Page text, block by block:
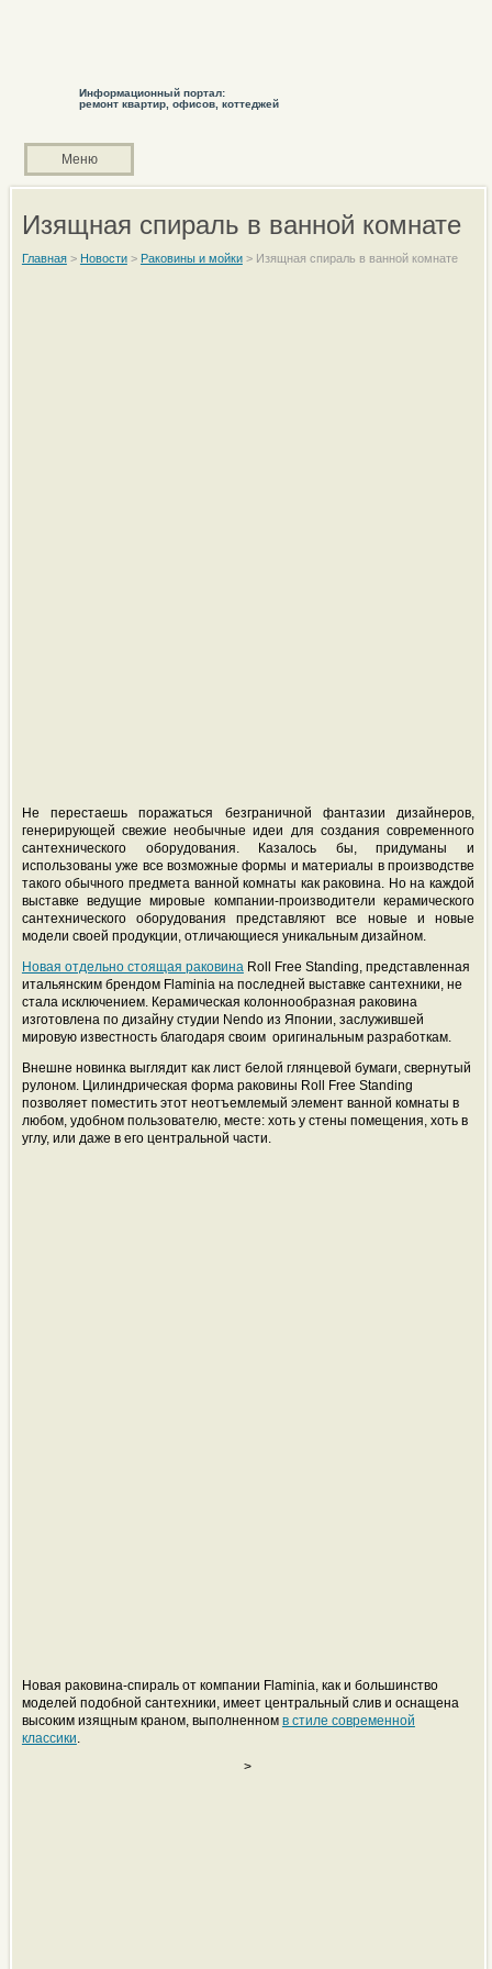
Информационный портал:
ремонт квартир, офисов, коттеджей
Меню
Изящная спираль в ванной комнате
Главная> Новости> Раковины и мойки> Изящная спираль в ванной комнате
Не перестаешь поражаться безграничной фантазии дизайнеров,
генерирующей свежие необычные идеи для создания современного
сантехнического оборудования. Казалось бы, придуманы и
использованы уже все возможные формы и материалы в производстве
такого обычного предмета ванной комнаты как раковина. Но на каждой
выставке ведущие мировые компании-производители керамического
сантехнического оборудования представляют все новые и новые
модели своей продукции, отличающиеся уникальным дизайном.
Новая отдельно стоящая раковинаRoll Free Standing, представленная
итальянским брендом Flaminia на последней выставке сантехники, не
стала исключением. Керамическая колоннообразная раковина
изготовлена по дизайну студии Nendo из Японии, заслужившей
мировую известность благодаря своим оригинальным разработкам.
Внешне новинка выглядит как лист белой глянцевой бумаги, свернутый
рулоном. Цилиндрическая форма раковины Roll Free Standing
позволяет поместить этот неотъемлемый элемент ванной комнаты в
любом, удобном пользователю, месте: хоть у стены помещения, хоть в
углу, или даже в его центральной части.
Новая раковина-спираль от компании Flaminia, как и большинство
моделей подобной сантехники, имеет центральный слив и оснащена
высоким изящным краном, выполненном в стиле современной
классики.
>